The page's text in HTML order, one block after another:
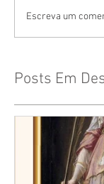
Escreva um
Posts Em